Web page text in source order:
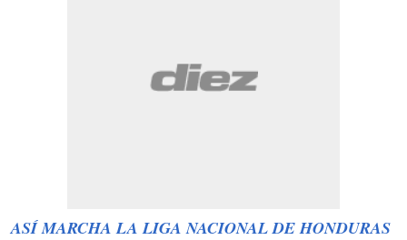
ASÍ MARCHA LA LIGA NACIONAL DE HONDURAS